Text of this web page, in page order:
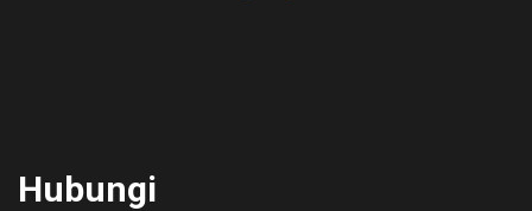
Hubungi